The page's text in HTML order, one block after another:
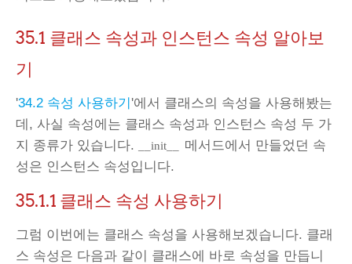
35.1 클래스 속성과 인스턴스 속성 알아보
기
'34.2 속성 사용하기 '에서 클래스의 속성을 사용해봤는
데, 사실 속성에는 클래스 속성과 인스턴스 속성 두 가
지 종류가 있습니다.
__init__
메서드에서 만들었던 속
성은 인스턴스 속성입니다.
35.1.1 클래스 속성 사용하기
그럼 이번에는 클래스 속성을 사용해보겠습니다. 클래
스 속성은 다음과 같이 클래스에 바로 속성을 만듭니